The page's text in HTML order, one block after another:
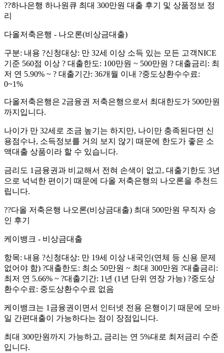
?‍?하나은행 하나원큐 최대 300만원 대출 후기 및 상품정보 정
리
다올저축은행 - 나오론(비상금대출)
구분: 내용 ?신청대상: 만 32세 이상 소득 있는 모든 고객NICE
기준 560점 이상 ? 대출한도: 100만원 ~ 500만원 ? 대출금리: 최
저 연 5.90% ~ ? 대출기간: 36개월 이내 ?중도상환수수료:
0~1%
다올저축은행은 2금융권 저축은행으로서 최대한도가 500만원
까지입니다.
나이가 만 32세로 조금 높기는 하지만, 나이만 충족된다면 신
용점수나, 소득정보를 거의 보지 않기 때문에 한도가 좋은 소
액대출 상품이라 할 수 있습니다.
금리도 1금융권과 비교해서 전혀 손색이 없고, 대출기한도 3년
으로 넉넉한 편이기 때문에 다올 저축은행의 나오론을 추천드
립니다.
?‍?다올 저축은행 나오론(비상금대출) 최대 500만원 무직자 승
인 후기
케이뱅크 - 비상금대출
항목: 내용 ?신청대상: 만 19세 이상 내국인(연체 등 신용 문제
없어야 함) ?대출한도: 최소 50만원 ~ 최대 300만원 ?대출금리:
최저 연 5.66% ~ ?대출기간: 1년 (1년 단위 연장 가능) ?중도상
환수수료: 중도상환수수료 없음
케이뱅크는 1금융권이면서 인터넷 전용 은행이기 때문에 모바
일 간편대출이 가능하다는 점이 장점입니다.
최대 300만원까지 가능하고, 금리는 연 5%대로 최저금리 수준
입니다.